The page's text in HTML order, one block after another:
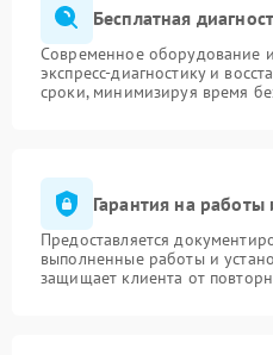
Бесплатная
Современное оборудование
экспресс-диагностику и
сроки, минимизируя время
Гарантия на работы
Предоставляется
выполненные работы и
защищает клиента от